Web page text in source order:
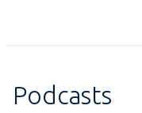
Podcasts